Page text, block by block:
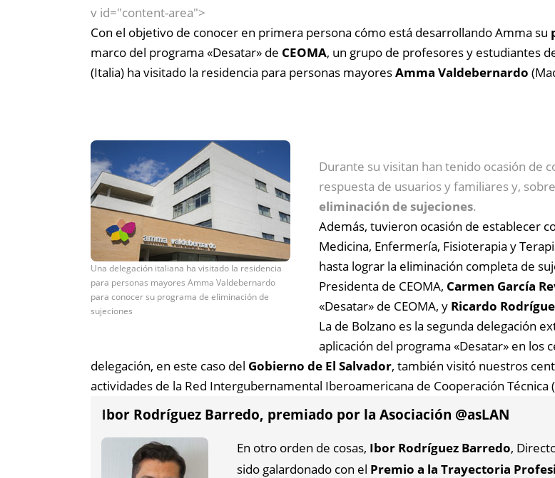
v id="content-area">
Con el objetivo de conocer en primera persona cómo está desarrollando Amma su
marco del programa «Desatar» de CEOMA, un grupo de profesores y estudiantes
(Italia) ha visitado la residencia para personas mayoresAmma Valdebernardo
Una delegación italiana ha visitado la residencia
para personas mayores Amma Valdebernardo
para conocer su programa de eliminación de
sujeciones
Durante su visitan han tenido ocasión de
respuesta de usuarios y familiares y,
eliminación de sujeciones.
Además, tuvieron ocasión de establecer
Medicina, Enfermería, Fisioterapia y
hasta lograr la eliminación completa de
Presidenta de CEOMA, Carmen García
«Desatar» de CEOMA, y Ricardo
La de Bolzano es la segunda delegación
aplicación del programa «Desatar» en los
delegación, en este caso del Gobierno de El Salvador, también visitó nuestros
actividades de la Red Intergubernamental Iberoamericana de Cooperación Técnica
Ibor Rodríguez Barredo, premiado por la Asociación @asLAN
En otro orden de cosas, Ibor Rodríguez Barredo,
sido galardonado con el Premio a la Trayectoria